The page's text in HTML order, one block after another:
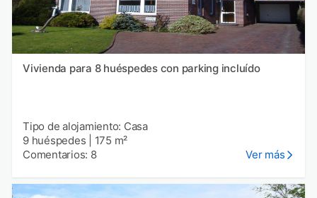
Vivienda para 8 huéspedes con parking incluído
Tipo de alojamiento: Casa
9 huéspedes
175 m²
Comentarios: 8
Ver más